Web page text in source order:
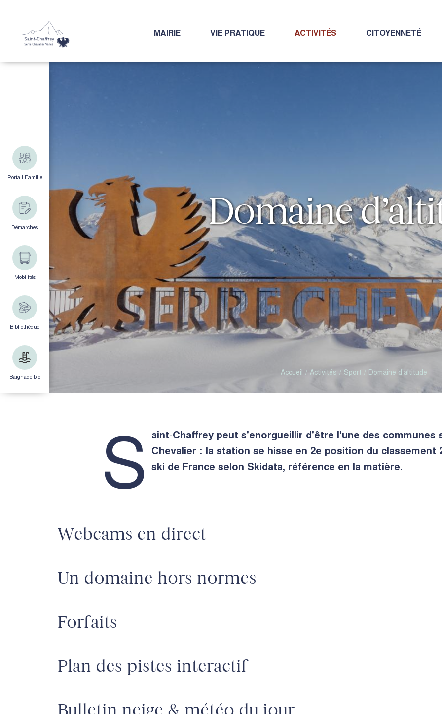
MAIRIE VIE PRATIQUE ACTIVITÉS CITOYENNETÉ
Domaine
Accueil Activités Sport Domaine d’altitude
Portail Famille
Démarches
Mobilités
Bibliothèque
Baignade bio
S aint-Chaffrey peut s'enorgueillir d'être l'une des communes
Chevalier : la station se hisse en 2e position du classement
ski de France selon Skidata, référence en la matière.
Webcams en direct
Un domaine hors normes
Forfaits
Plan des pistes interactif
Bulletin neige & météo du jour